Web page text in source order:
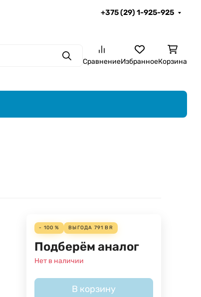
+375 (29) 1-925-925
ПоискСравнениеИзбранноеКорзина
- 100 % ВЫГОДА 791 BR
Подберём аналог
Нет в наличии
В корзину